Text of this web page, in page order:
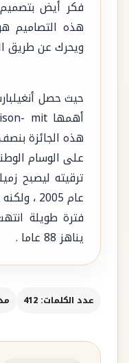
فكر أيض
هذه التصاميم
ويحرك عن طريق
حيث حصل
هذه الجائزة
ترقيته ليصبح
عام
يناهز 88 عاما .
عدد الكلمات: 412